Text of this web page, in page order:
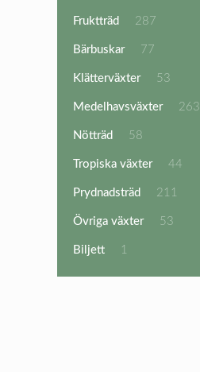
Fruktträd
287
Bärbuskar
77
Klätterväxter
53
Medelhavsväxter
263
Nötträd
58
Tropiska växter
44
Prydnadsträd
211
Övriga växter
53
Biljett
1